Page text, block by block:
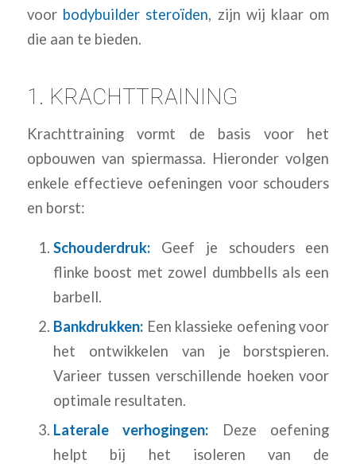
voor bodybuilder steroïden, zijn wij klaar om
die aan te bieden.
1. KRACHTTRAINING
Krachttraining vormt de basis voor het
opbouwen van spiermassa. Hieronder volgen
enkele effectieve oefeningen voor schouders
en borst:
Schouderdruk:Geef je schouders een
flinke boost met zowel dumbbells als een
barbell.
Bankdrukken:Een klassieke oefening voor
het ontwikkelen van je borstspieren.
Varieer tussen verschillende hoeken voor
optimale resultaten.
Laterale verhogingen: Deze oefening
helpt bij het isoleren van de